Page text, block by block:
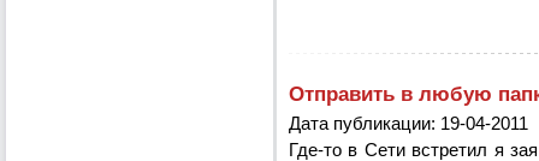
Отправить в любую
Дата публикации: 19-04-2011
Где-то в Сети встретил я